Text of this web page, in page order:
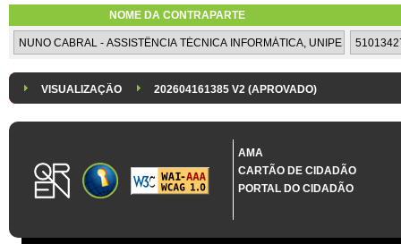
Os serviços são contratados em regime de avença
1.3.8 DESPESA/ PROJETO *
1.3.9 IDENTIFICAÇÃO DO
Sistema crítico impactado no projeto de acordo com RCM n.º 48/2012
A presente despesa configura uma urgência imperiosa ao abrigo da
Não Aplicável
NOME DA CONTRAPARTE
VISUALIZAÇÃO 202604161385 V2 (APROVADO)
AMA
CARTÃO DE CIDADÃO
PORTAL DO CIDADÃO